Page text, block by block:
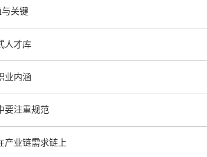
与关键
人才库
业内涵
要注重规范
产业链需求链上